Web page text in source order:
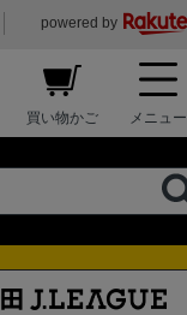
powered by
買い物かご メニュー